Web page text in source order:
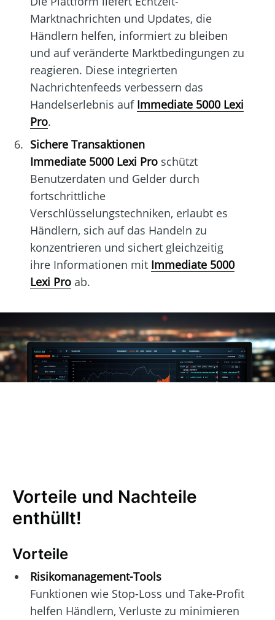
Marktnachrichten und Updates, die
Händlern helfen, informiert zu bleiben
und auf veränderte Marktbedingungen zu
reagieren. Diese integrierten
Nachrichtenfeeds verbessern das
Handelserlebnis auf Immediate 5000 Lexi
Pro.
Sichere Transaktionen
Immediate 5000 Lexi Proschützt
Benutzerdaten und Gelder durch
fortschrittliche
Verschlüsselungstechniken, erlaubt es
Händlern, sich auf das Handeln zu
konzentrieren und sichert gleichzeitig
ihre Informationen mit Immediate 5000
Lexi Proab.
Vorteile und Nachteile
enthüllt!
Vorteile
Risikomanagement-Tools
Funktionen wie Stop-Loss und Take-Profit
helfen Händlern, Verluste zu minimieren